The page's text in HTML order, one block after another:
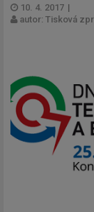
10. 4. 2017 |
autor: Tisková